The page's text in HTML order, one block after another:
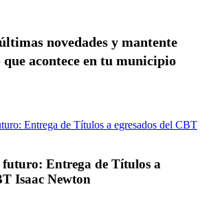
novedades y mantente
acontece en tu municipio
futuro: Entrega de Títulos a
Isaac Newton